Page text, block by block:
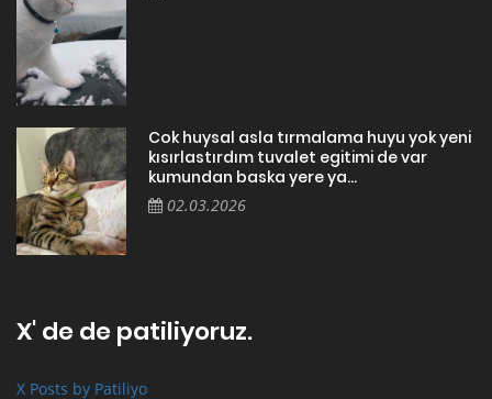
Cok huysal asla tırmalama huyu yok yeni
kısırlastırdım tuvalet egitimi de var
kumundan baska yere ya...
02.03.2026
X' de de patiliyoruz.
X Posts by Patiliyo